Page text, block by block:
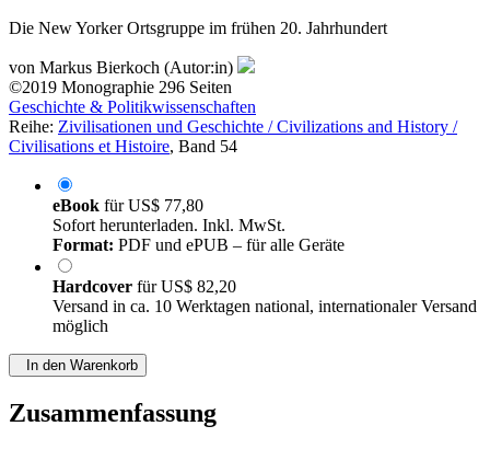
Die New Yorker Ortsgruppe im frühen 20. Jahrhundert
von Markus Bierkoch (Autor:in)
©2019 Monographie 296 Seiten
Geschichte & Politikwissenschaften
Reihe: Zivilisationen und Geschichte / Civilizations and History /
Civilisations et Histoire, Band 54
eBook fürUS$ 77,80
Sofort herunterladen. Inkl. MwSt.
Format: PDF und ePUB – für alle Geräte
Hardcover fürUS$ 82,20
Versand in ca. 10 Werktagen national, internationaler Versand
möglich
In den Warenkorb
Zusammenfassung